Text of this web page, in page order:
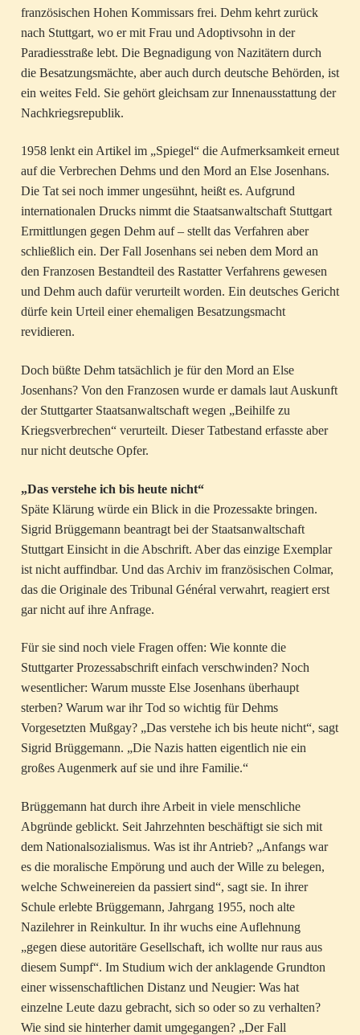
französischen Hohen Kommissars frei. Dehm kehrt zurück
nach Stuttgart, wo er mit Frau und Adoptivsohn in der
Paradiesstraße lebt. Die Begnadigung von Nazitätern durch
die Besatzungsmächte, aber auch durch deutsche Behörden, ist
ein weites Feld. Sie gehört gleichsam zur Innenausstattung der
Nachkriegsrepublik.
1958 lenkt ein Artikel im „Spiegel“ die Aufmerksamkeit erneut
auf die Verbrechen Dehms und den Mord an Else Josenhans.
Die Tat sei noch immer ungesühnt, heißt es. Aufgrund
internationalen Drucks nimmt die Staatsanwaltschaft Stuttgart
Ermittlungen gegen Dehm auf – stellt das Verfahren aber
schließlich ein. Der Fall Josenhans sei neben dem Mord an
den Franzosen Bestandteil des Rastatter Verfahrens gewesen
und Dehm auch dafür verurteilt worden. Ein deutsches Gericht
dürfe kein Urteil einer ehemaligen Besatzungsmacht
revidieren.
Doch büßte Dehm tatsächlich je für den Mord an Else
Josenhans? Von den Franzosen wurde er damals laut Auskunft
der Stuttgarter Staatsanwaltschaft wegen „Beihilfe zu
Kriegsverbrechen“ verurteilt. Dieser Tatbestand erfasste aber
nur nicht deutsche Opfer.
„Das verstehe ich bis heute nicht“
Späte Klärung würde ein Blick in die Prozessakte bringen.
Sigrid Brüggemann beantragt bei der Staatsanwaltschaft
Stuttgart Einsicht in die Abschrift. Aber das einzige Exemplar
ist nicht auffindbar. Und das Archiv im französischen Colmar,
das die Originale des Tribunal Général verwahrt, reagiert erst
gar nicht auf ihre Anfrage.
Für sie sind noch viele Fragen offen: Wie konnte die
Stuttgarter Prozessabschrift einfach verschwinden? Noch
wesentlicher: Warum musste Else Josenhans überhaupt
sterben? Warum war ihr Tod so wichtig für Dehms
Vorgesetzten Mußgay? „Das verstehe ich bis heute nicht“, sagt
Sigrid Brüggemann. „Die Nazis hatten eigentlich nie ein
großes Augenmerk auf sie und ihre Familie.“
Brüggemann hat durch ihre Arbeit in viele menschliche
Abgründe geblickt. Seit Jahrzehnten beschäftigt sie sich mit
dem Nationalsozialismus. Was ist ihr Antrieb? „Anfangs war
es die moralische Empörung und auch der Wille zu belegen,
welche Schweinereien da passiert sind“, sagt sie. In ihrer
Schule erlebte Brüggemann, Jahrgang 1955, noch alte
Nazilehrer in Reinkultur. In ihr wuchs eine Auflehnung
„gegen diese autoritäre Gesellschaft, ich wollte nur raus aus
diesem Sumpf“. Im Studium wich der anklagende Grundton
einer wissenschaftlichen Distanz und Neugier: Was hat
einzelne Leute dazu gebracht, sich so oder so zu verhalten?
Wie sind sie hinterher damit umgegangen? „Der Fall